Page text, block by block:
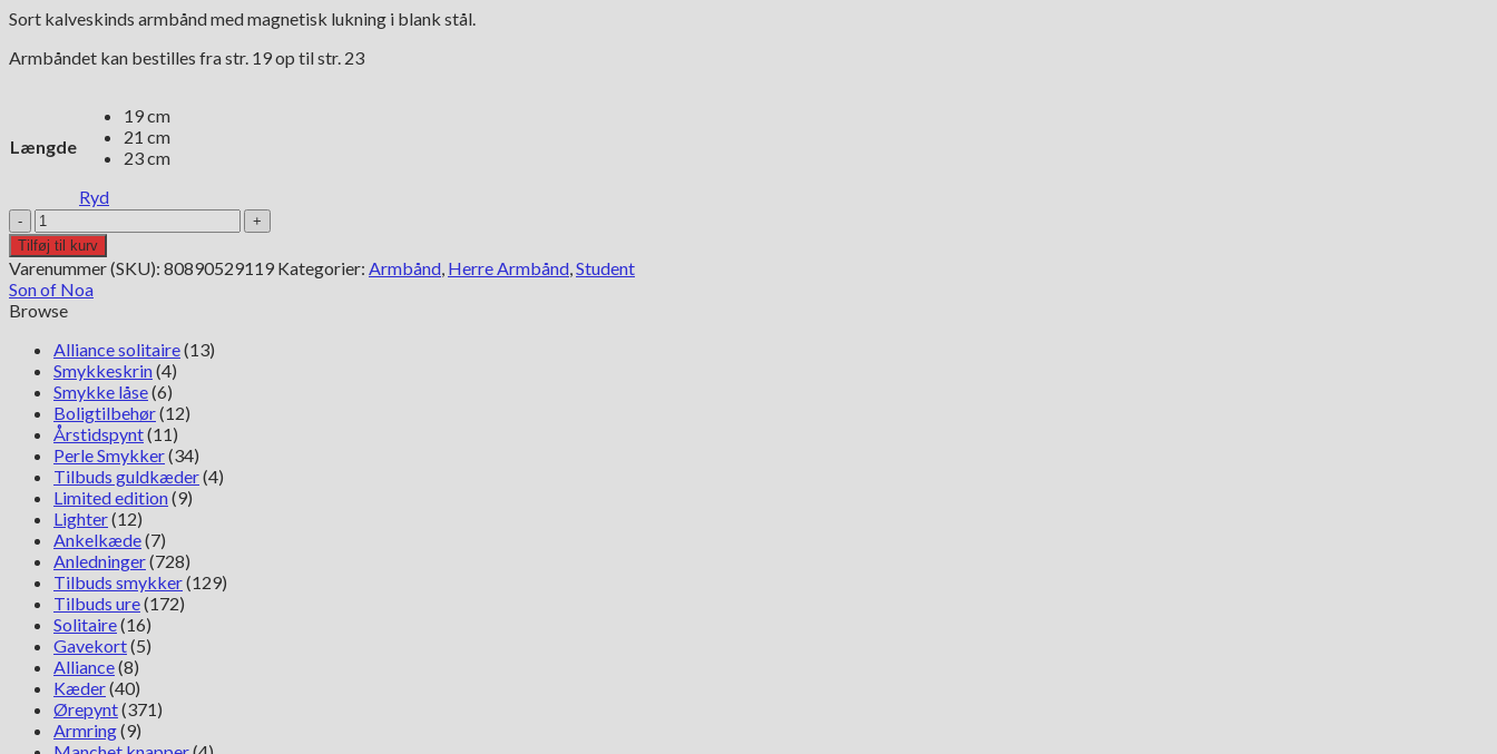
Sort kalveskinds armbånd med magnetisk lukning i blank stål.
Armbåndet kan bestilles fra str. 19 op til str. 23
Længde
19 cm
21 cm
23 cm
Ryd
Son
of
Noa
sort
kalveskind
armbånd
808905291
antal
Tilføj til kurv
Varenummer (SKU): 80890529119 Kategorier: Armbånd, Herre Armbånd,Student
Son of Noa
Browse
Alliance solitaire(13)
Smykkeskrin(4)
Smykke låse(6)
Boligtilbehør(12)
Årstidspynt(11)
Perle Smykker(34)
Tilbuds guldkæder(4)
Limited edition(9)
Lighter(12)
Ankelkæde(7)
Anledninger(728)
Tilbuds smykker(129)
Tilbuds ure(172)
Solitaire(16)
Gavekort(5)
Alliance(8)
Kæder(40)
Ørepynt(371)
Armring(9)